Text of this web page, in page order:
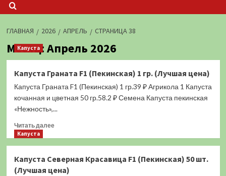
ГЛАВНАЯ 2026 АПРЕЛЬ СТРАНИЦА 38
Месяц:Апрель 2026
Капуста
Капуста Граната F1 (Пекинская) 1 гр. (Лучшая цена)
Капуста Граната F1 (Пекинская) 1 гр.39 ₽ Агрикола 1 Капуста
кочанная и цветная 50 гр.58.2 ₽ Семена Капуста пекинская
«Нежность»,...
Читать далееПрочитать
Граната
F1
Капуста
Капуста Северная Красавица F1 (Пекинская) 50 шт.
(Лучшая цена)